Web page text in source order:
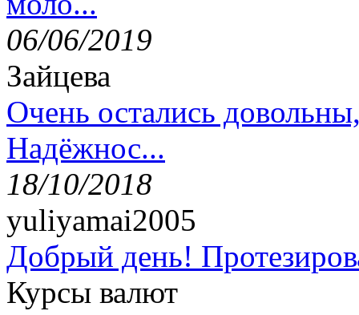
06/06/2019
Зайцева
Очень остались
Надёжнос...
18/10/2018
yuliyamai2005
Добрый день!
Курсы валют